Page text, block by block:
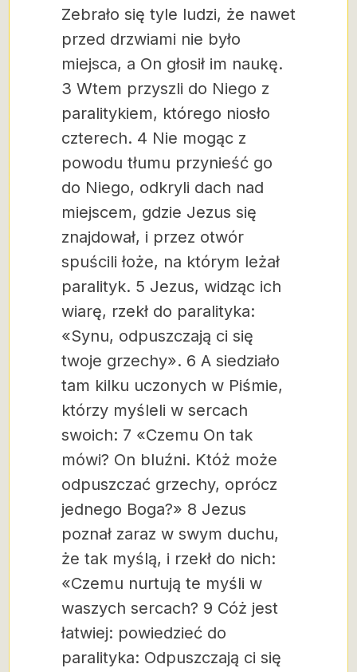
Zebrało się tyle ludzi, że nawet
przed drzwiami nie było
miejsca, a On głosił im naukę.
3 Wtem przyszli do Niego z
paralitykiem, którego niosło
czterech. 4 Nie mogąc z
powodu tłumu przynieść go
do Niego, odkryli dach nad
miejscem, gdzie Jezus się
znajdował, i przez otwór
spuścili łoże, na którym leżał
paralityk. 5 Jezus, widząc ich
wiarę, rzekł do paralityka:
«Synu, odpuszczają ci się
twoje grzechy». 6 A siedziało
tam kilku uczonych w Piśmie,
którzy myśleli w sercach
swoich: 7 «Czemu On tak
mówi? On bluźni. Któż może
odpuszczać grzechy, oprócz
jednego Boga?» 8 Jezus
poznał zaraz w swym duchu,
że tak myślą, i rzekł do nich:
«Czemu nurtują te myśli w
waszych sercach? 9 Cóż jest
łatwiej: powiedzieć do
paralityka: Odpuszczają ci się